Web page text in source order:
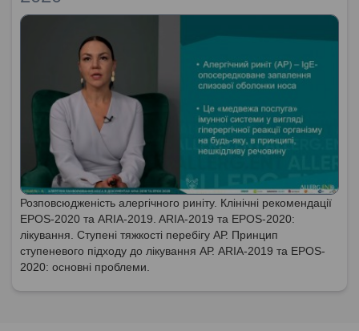
Розповсюдженість алергічного риніту. Клінічні рекомендації
EPOS-2020 та ARIA-2019. ARIA-2019 та EPOS-2020:
лікування. Ступені тяжкості перебігу АР. Принцип
ступеневого підходу до лікування АР. ARIA-2019 та EPOS-
2020: основні проблеми.